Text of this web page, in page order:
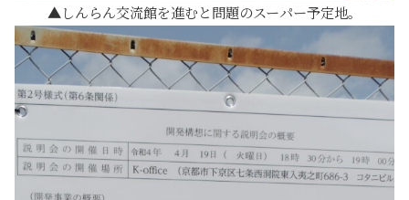
しんらん交流館を進むと問題のスーパー予定地。